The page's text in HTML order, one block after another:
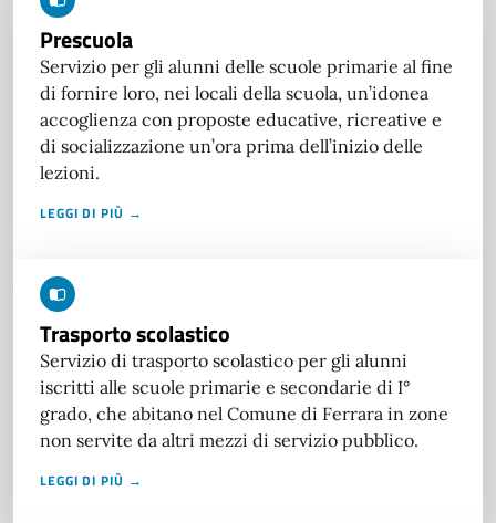
Prescuola
Servizio per gli alunni delle scuole primarie al fine
di fornire loro, nei locali della scuola, un’idonea
accoglienza con proposte educative, ricreative e
di socializzazione un’ora prima dell’inizio delle
lezioni.
LEGGI DI PIÙ →
Trasporto scolastico
Servizio di trasporto scolastico per gli alunni
iscritti alle scuole primarie e secondarie di I°
grado, che abitano nel Comune di Ferrara in zone
non servite da altri mezzi di servizio pubblico.
LEGGI DI PIÙ →